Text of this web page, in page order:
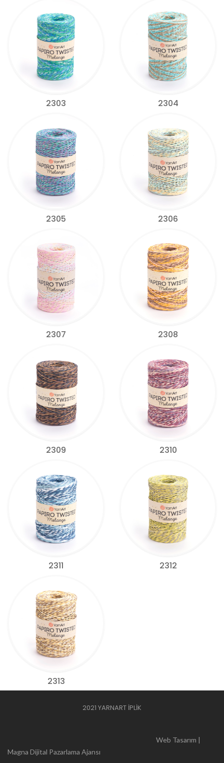
2303 2304
2305 2306
2307 2308
2309 2310
2311 2312
2313
2021 YARNART İPLİK
Web Tasarım |
Magna Dijital Pazarlama Ajansı